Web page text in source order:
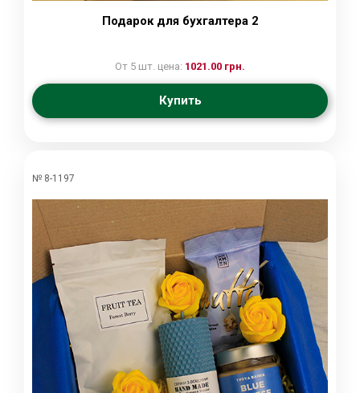
Подарок для бухгалтера 2
От 5 шт. цена: 1021.00 грн.
Купить
№ 8-1197